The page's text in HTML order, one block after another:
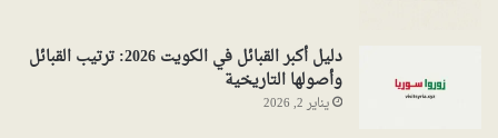
دليل أكبر القبائل في الكويت 2026: ترتيب القبائل
وأصولها التاريخية
يناير 2, 2026